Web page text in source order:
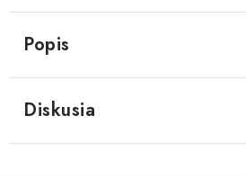
Popis
Diskusia